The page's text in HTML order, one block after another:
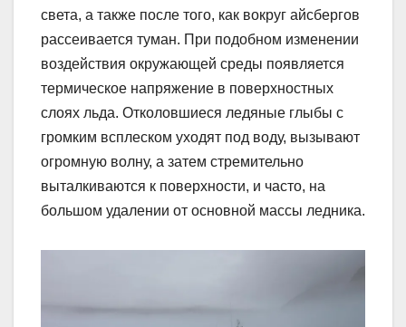
света, а также после того, как вокруг айсбергов
рассеивается туман. При подобном изменении
воздействия окружающей среды появляется
термическое напряжение в поверхностных
слоях льда. Отколовшиеся ледяные глыбы с
громким всплеском уходят под воду, вызывают
огромную волну, а затем стремительно
выталкиваются к поверхности, и часто, на
большом удалении от основной массы ледника.